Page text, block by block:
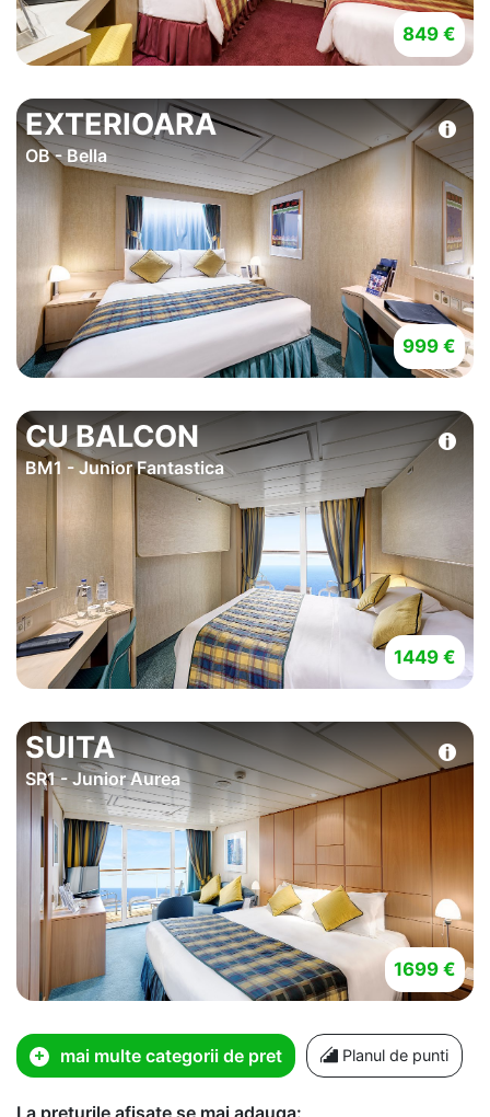
849 €
EXTERIOARA
OB - Bella
999 €
CU BALCON
BM1 - Junior Fantastica
1449 €
SUITA
SR1 - Junior Aurea
1699 €
mai multe categorii de pret Planul de punti
La preturile afisate se mai adauga: